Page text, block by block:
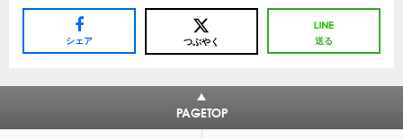
シェア つぶやく 送る
PAGETOP